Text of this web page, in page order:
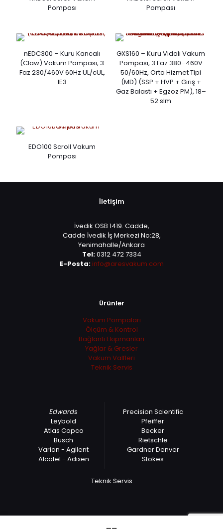
Pompası
Pompası
nEDC300 – Kuru Kancalı
(Claw) Vakum Pompası, 3
Faz 230/460V 60Hz UL/cUL,
IE3
GXS160 – Kuru Vidalı Vakum
Pompası, 3 Faz 380–460V
50/60Hz, Orta Hizmet Tipi
(MD) (SSP + HVP + Giriş +
Gaz Balastı + Egzoz PM), 18–
52 slm
EDO100 Scroll Vakum
Pompası
İletişim
İvedik OSB 1419. Cadde,
Cadde İvedik İş Merkezi No:28,
Yenimahalle/Ankara
Tel:0312 472 7334
E-Posta: info@aresvakum.com
Ürünler
Vakum Pompaları
Ölçüm & Kontrol
Bağlantı Ekipmanları
Yağlar & Gresler
Vakum Valfleri
Teknik Servis
Edwards
Leybold
Atlas Copco
Busch
Varian - Agilent
Alcatel - Adixen
Precision Scientific
Pfeiffer
Becker
Rietschle
Gardner Denver
Stokes
Teknik Servis